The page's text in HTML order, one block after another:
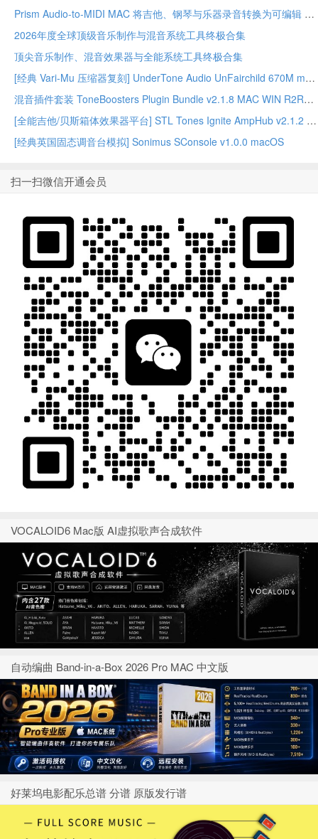
Prism Audio-to-MIDI MAC 将吉他、钢琴与乐器录音转换为可编辑 MIDI
2026年度全球顶级音乐制作与混音系统工具终极合集
顶尖音乐制作、混音效果器与全能系统工具终极合集
[经典 Vari-Mu 压缩器复刻] UnderTone Audio UnFairchild 670M mkII v1.0.8 WiN/MAC – BUBBiX
混音插件套装 ToneBoosters Plugin Bundle v2.1.8 MAC WIN R2R版本
[全能吉他/贝斯箱体效果器平台] STL Tones Ignite AmpHub v2.1.2 2026.07 WiN – ItUsed
[经典英国固态调音台模拟] Sonimus SConsole v1.0.0 macOS
扫一扫微信开通会员
VOCALOID6 Mac版 AI虚拟歌声合成软件
自动编曲 Band-in-a-Box 2026 Pro MAC 中文版
好莱坞电影配乐总谱 分谱 原版发行谱